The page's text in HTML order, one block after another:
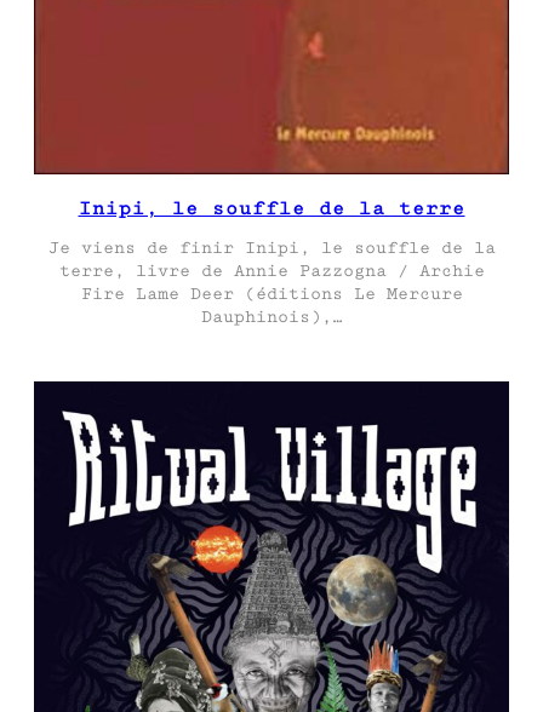
Inipi, le souffle de la terre
Je viens de finir Inipi, le souffle de la
terre, livre de Annie Pazzogna / Archie
Fire Lame Deer (éditions Le Mercure
Dauphinois),…